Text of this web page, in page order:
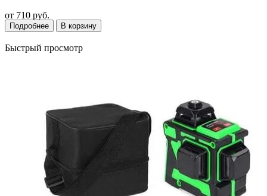
от 710 руб.
Подробнее В корзину
Быстрый просмотр